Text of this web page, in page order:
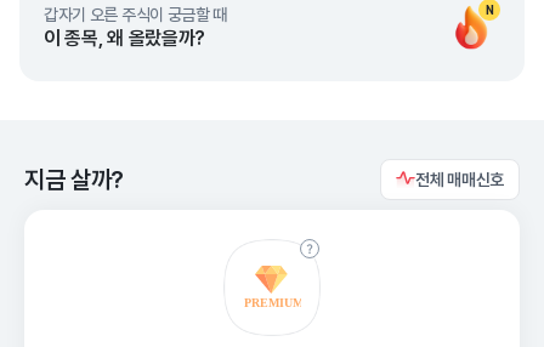
N
갑자기 오른 주식이 궁금할 때
이 종목, 왜 올랐을까?
지금 살까? 전체 매매신호